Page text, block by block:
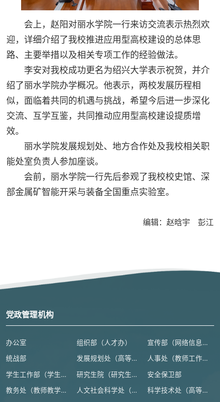
会上，赵阳对丽水学院一行来访交流表示热烈欢
迎，详细介绍了我校推进应用型高校建设的总体思
路、主要举措以及相关专项工作的经验做法。
李安对我校成功更名为绍兴大学表示祝贺，并介
绍了丽水学院办学概况。他表示，两校发展历程相
似，面临着共同的机遇与挑战，希望今后进一步深化
交流、互学互鉴，共同推动应用型高校建设提质增
效。
丽水学院发展规划处、地方合作处及我校相关职
能处室负责人参加座谈。
会前，丽水学院一行先后参观了我校校史馆、深
部金属矿智能开采与装备全国重点实验室。
编辑：赵晗宇 彭江
党政管理机构
办公室 组织部（人才办） 宣传部（网络信息安全管理与新闻中心）
统战部 发展规划处（高等教育研究所） 人事处（教师工作部）
学生工作部（学生处、人武部） 研究生院（研究生工作部、学科建设办公室） 安全保卫部
教务处（教师教学发展中心） 人文社会科学处（高等人文研究院） 科学技术处（高等研究院）